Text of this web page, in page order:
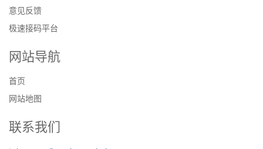
意见反馈
极速接码平台
网站导航
首页
网站地图
联系我们